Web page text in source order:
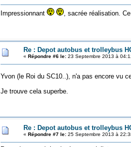
Impressionnant , sacrée réalisation.
Re : Depot autobus et trolleybus
« Répondre #6 le:23 Septembre 2013 à
Yvon (le Roi du SC10..), n'a pas encore vu
Je trouve cela superbe.
Re : Depot autobus et trolleybus
« Répondre #7 le:25 Septembre 2013 à